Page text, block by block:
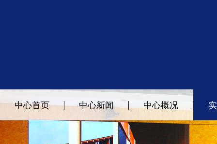
中心首页 中心新闻 中心概况